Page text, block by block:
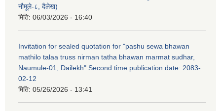
नौमूले-८, दैलेख)
मिति: 06/03/2026 - 16:40
Invitation for sealed quotation for "pashu sewa bhawan
mathilo talaa truss nirman tatha bhawan marmat sudhar,
Naumule-01, Dailekh" Second time publication date: 2083-
02-12
मिति: 05/26/2026 - 13:41